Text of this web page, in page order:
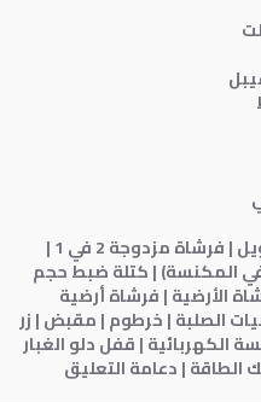
فرشاة امتصاص | شفط مسطح طويل | فرشاة مزدوجة 2 في 1 |
المكنسة) | كتلة ضبط حجم
الأرضية | فرشاة أرضية
الصلبة | خرطوم | مقبض | زر
الكهربائية | قفل دلو الغبار
الطاقة | دعامة التعليق